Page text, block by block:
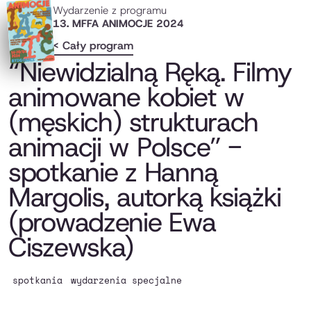
Wydarzenie z programu
13. MFFA ANIMOCJE 2024
< Cały program
“Niewidzialną Ręką. Filmy
animowane kobiet w
(męskich) strukturach
animacji w Polsce” -
spotkanie z Hanną
Margolis, autorką książki
(prowadzenie Ewa
Ciszewska)
spotkania wydarzenia specjalne